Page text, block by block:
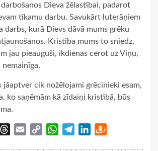
Dieva žēlastībai, padarot
tīkamu darbu. Savukārt luterāņiem
darbs, kurā Dievs dāvā mums grēku
Kristība mums to sniedz,
jau pieauguši, ikdienas cerot uz Viņu,
jāaptver cik nožēlojami grēcinieki esam,
ko saņēmām kā zīdaiņi kristībā, būs
Threads
Email
Copy
WhatsApp
TelegramLinkedIn